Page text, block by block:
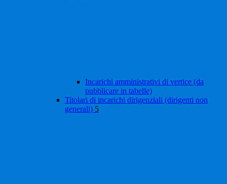
Incarichi amministrativi di vertice (da
pubblicare in tabelle)
Titolari di incarichi dirigenziali (dirigenti non
generali) 5